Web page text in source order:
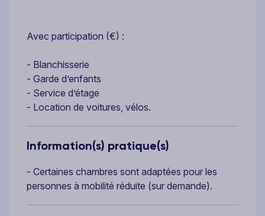
Avec participation (€) :
- Blanchisserie
- Garde d’enfants
- Service d’étage
- Location de voitures, vélos.
Information(s) pratique(s)
- Certaines chambres sont adaptées pour les
personnes à mobilité réduite (sur demande).